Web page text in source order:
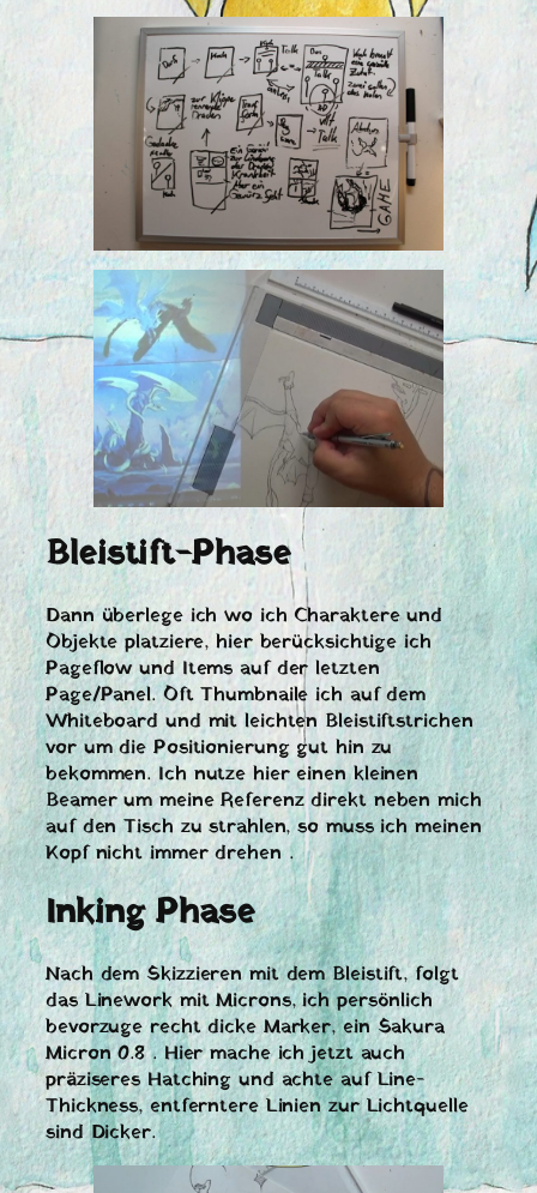
Bleistift-Phase
Dann überlege ich wo ich Charaktere und
Objekte platziere, hier berücksichtige ich
Pageflow und Items auf der letzten
Page/Panel. Oft Thumbnaile ich auf dem
Whiteboard und mit leichten Bleistiftstrichen
vor um die Positionierung gut hin zu
bekommen. Ich nutze hier einen kleinen
Beamer um meine Referenz direkt neben mich
auf den Tisch zu strahlen, so muss ich meinen
Kopf nicht immer drehen .
Inking Phase
Nach dem Skizzieren mit dem Bleistift, folgt
das Linework mit Microns, ich persönlich
bevorzuge recht dicke Marker, ein Sakura
Micron 0.8 . Hier mache ich jetzt auch
präziseres Hatching und achte auf Line-
Thickness, entferntere Linien zur Lichtquelle
sind Dicker.